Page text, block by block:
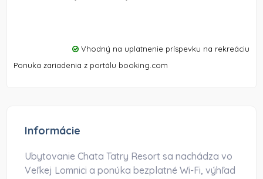
Vhodný na uplatnenie príspevku na rekreáciu
Ponuka zariadenia z portálu booking.com
Informácie
Ubytovanie Chata Tatry Resort sa nachádza vo
Veľkej Lomnici a ponúka bezplatné Wi-Fi, výhľad